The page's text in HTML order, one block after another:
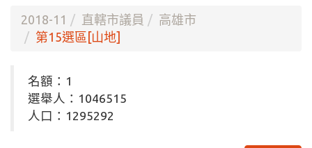
2018-11 直轄市議員
高雄市
第15選區[山地]
名額：1
選舉人：1046515
人口：1295292